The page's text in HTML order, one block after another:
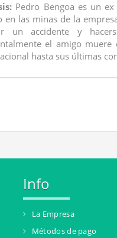
Pedro Bengoa es un
en las minas de la
un accidente y
el amigo
hasta sus últimas
Info
La Empresa
Métodos de pago